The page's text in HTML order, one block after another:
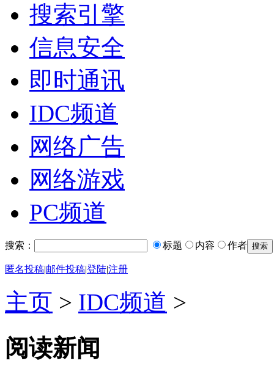
搜索引擎
信息安全
即时通讯
IDC频道
网络广告
网络游戏
PC频道
搜索： 标题 内容 作者
匿名投稿|邮件投稿|登陆|注册
主页 > IDC频道 >
阅读新闻